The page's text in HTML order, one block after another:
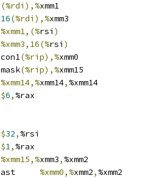
(%rdi),%xmm1
16(%rdi),%xmm3
%xmm1,(%rsi )
%xmm3,16(%rsi )
	vmovdqa	con1
(%rip),%xmm0
	vmovdqa	mask
(%rip),%xmm15
%xmm14,%xmm14, %xmm14
$6, %rax
$32, %rsi
$1, %rax
%xmm15,%xmm3, %xmm2
%xmm0,%xmm2, %xmm2